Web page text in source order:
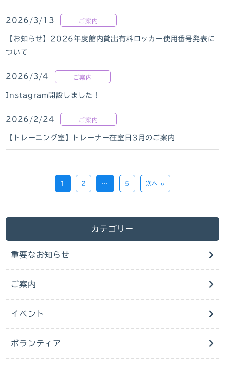
2026/3/13 ご案内
【お知らせ】2026年度館内貸出有料ロッカー使用番号発表に
ついて
2026/3/4 ご案内
Instagram開設しました！
2026/2/24 ご案内
【トレーニング室】トレーナー在室日3月のご案内
1 2 … 5 次へ »
カテゴリー
重要なお知らせ
ご案内
イベント
ボランティア